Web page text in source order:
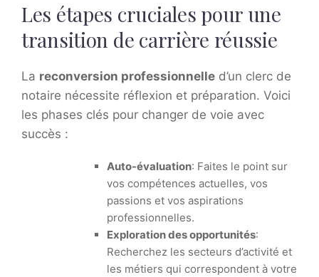
Les étapes cruciales pour une
transition de carrière réussie
La reconversion professionnelle d’un clerc de
notaire nécessite réflexion et préparation. Voici
les phases clés pour changer de voie avec
succès :
Auto-évaluation: Faites le point sur
vos compétences actuelles, vos
passions et vos aspirations
professionnelles.
Exploration des opportunités:
Recherchez les secteurs d’activité et
les métiers qui correspondent à votre